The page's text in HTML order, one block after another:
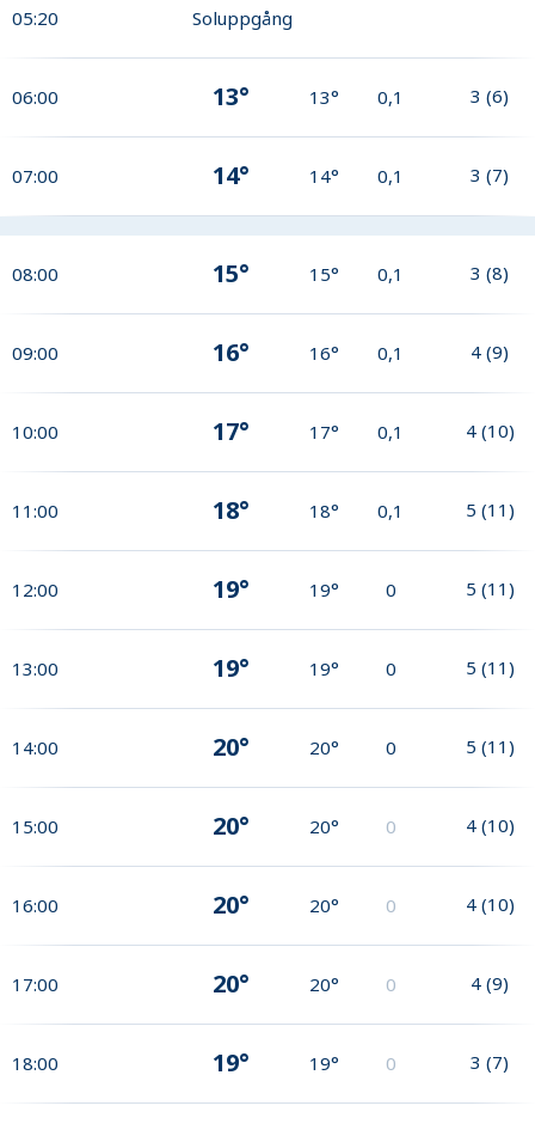
05:20 Soluppgång
06:00 13° 13° 0,1 3 (6)
07:00 14° 14° 0,1 3 (7)
08:00 15° 15° 0,1 3 (8)
09:00 16° 16° 0,1 4 (9)
10:00 17° 17° 0,1 4 (10)
11:00 18° 18° 0,1 5 (11)
12:00 19° 19° 0 5 (11)
13:00 19° 19° 0 5 (11)
14:00 20° 20° 0 5 (11)
15:00 20° 20° 0 4 (10)
16:00 20° 20° 0 4 (10)
17:00 20° 20° 0 4 (9)
18:00 19° 19° 0 3 (7)